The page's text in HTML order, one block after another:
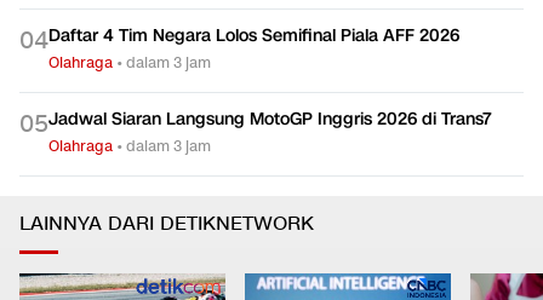
04Daftar 4 Tim Negara Lolos Semifinal Piala AFF 2026
Olahraga •dalam 3 jam
05Jadwal Siaran Langsung MotoGP Inggris 2026 di Trans7
Olahraga •dalam 3 jam
LAINNYA DARI DETIKNETWORK